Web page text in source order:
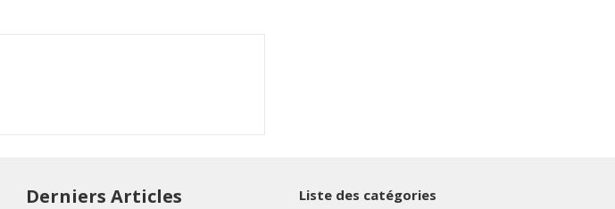
Derniers Articles Liste des catégories